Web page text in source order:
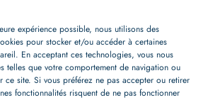
expérience possible, nous utilisons des
pour stocker et/ou accéder à certaines
En acceptant ces technologies, vous nous
telles que votre comportement de navigation ou
ce site. Si vous préférez ne pas accepter ou retirer
fonctionnalités risquent de ne pas fonctionner